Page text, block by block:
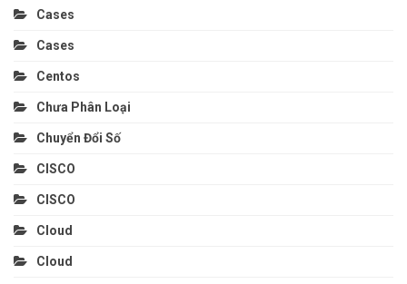
Cases
Cases
Centos
Chưa Phân Loại
Chuyển Đổi Số
CISCO
CISCO
Cloud
Cloud